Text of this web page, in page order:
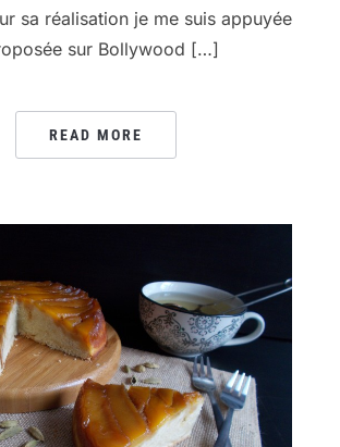
sa réalisation je me suis appuyée
sur Bollywood […]
READ MORE